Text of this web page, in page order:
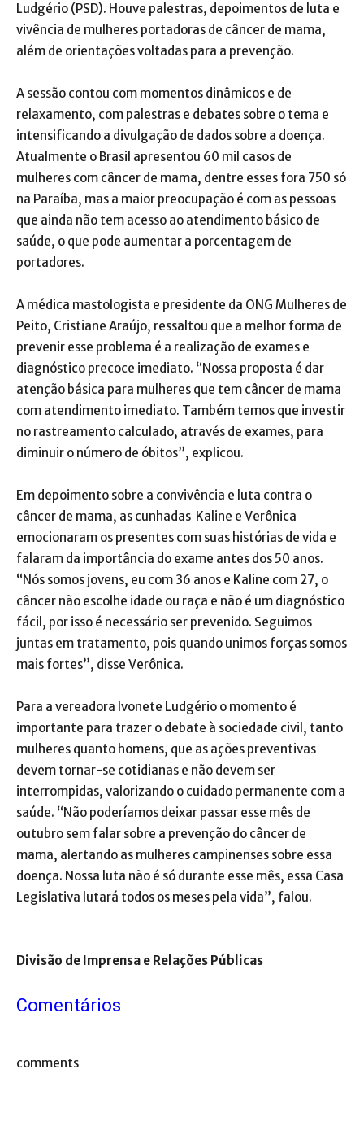
Ludgério (PSD). Houve palestras, depoimentos de luta e
vivência de mulheres portadoras de câncer de mama,
além de orientações voltadas para a prevenção.
A sessão contou com momentos dinâmicos e de
relaxamento, com palestras e debates sobre o tema e
intensificando a divulgação de dados sobre a doença.
Atualmente o Brasil apresentou 60 mil casos de
mulheres com câncer de mama, dentre esses fora 750 só
na Paraíba, mas a maior preocupação é com as pessoas
que ainda não tem acesso ao atendimento básico de
saúde, o que pode aumentar a porcentagem de
portadores.
A médica mastologista e presidente da ONG Mulheres de
Peito, Cristiane Araújo, ressaltou que a melhor forma de
prevenir esse problema é a realização de exames e
diagnóstico precoce imediato. “Nossa proposta é dar
atenção básica para mulheres que tem câncer de mama
com atendimento imediato. Também temos que investir
no rastreamento calculado, através de exames, para
diminuir o número de óbitos”, explicou.
Em depoimento sobre a convivência e luta contra o
câncer de mama, as cunhadas Kaline e Verônica
emocionaram os presentes com suas histórias de vida e
falaram da importância do exame antes dos 50 anos.
“Nós somos jovens, eu com 36 anos e Kaline com 27, o
câncer não escolhe idade ou raça e não é um diagnóstico
fácil, por isso é necessário ser prevenido. Seguimos
juntas em tratamento, pois quando unimos forças somos
mais fortes”, disse Verônica.
Para a vereadora Ivonete Ludgério o momento é
importante para trazer o debate à sociedade civil, tanto
mulheres quanto homens, que as ações preventivas
devem tornar-se cotidianas e não devem ser
interrompidas, valorizando o cuidado permanente com a
saúde. “Não poderíamos deixar passar esse mês de
outubro sem falar sobre a prevenção do câncer de
mama, alertando as mulheres campinenses sobre essa
doença. Nossa luta não é só durante esse mês, essa Casa
Legislativa lutará todos os meses pela vida”, falou.
Divisão de Imprensa e Relações Públicas
Comentários
comments